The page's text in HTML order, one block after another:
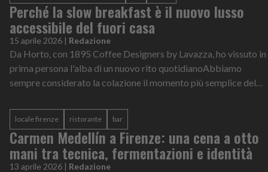
Perché la slow breakfast è il nuovo lusso
accessibile del fuori casa
15 aprile 2026 | Redazione
Da Horto, con 1895 Coffee Designers by Lavazza, ho vissuto in
prima persona l'alba di un nuovo rito quotidianoAbbiamo
sempre considerato la colazione il momento più semplice del
locale firenze ristorante bar
Carmen Medellín a Firenze: una cena a otto
mani tra tecnica, fermentazioni e identità
13 aprile 2026 | Redazione